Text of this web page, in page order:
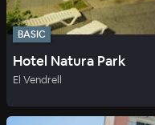
BASIC
Hotel Natura Park
El Vendrell